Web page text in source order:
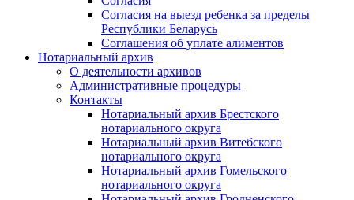
Согласия на выезд ребенка за пределы
Республики Беларусь
Соглашения об уплате алиментов
Нотариальный архив
О деятельности архивов
Административные процедуры
Контакты
Нотариальный архив Брестского
нотариального округа
Нотариальный архив Витебского
нотариального округа
Нотариальный архив Гомельского
нотариального округа